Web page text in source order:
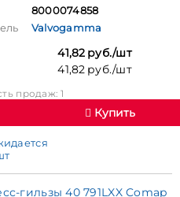
8000074858
Valvogamma
41,82 руб./шт
41,82 руб./шт
продаж: 1
Купить
гильзы 40 791LXX Comap